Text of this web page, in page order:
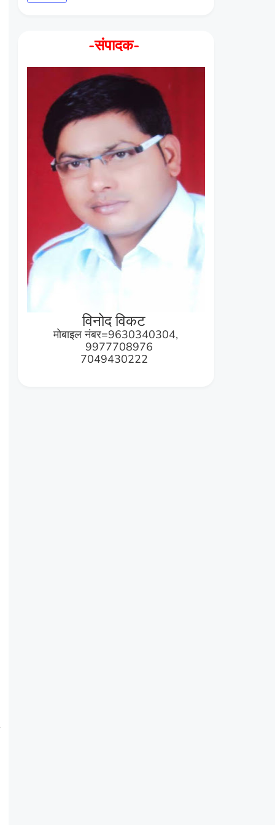
-संपादक-
विनोद विकट
मोबाइल नंबर=9630340304,
9977708976
7049430222